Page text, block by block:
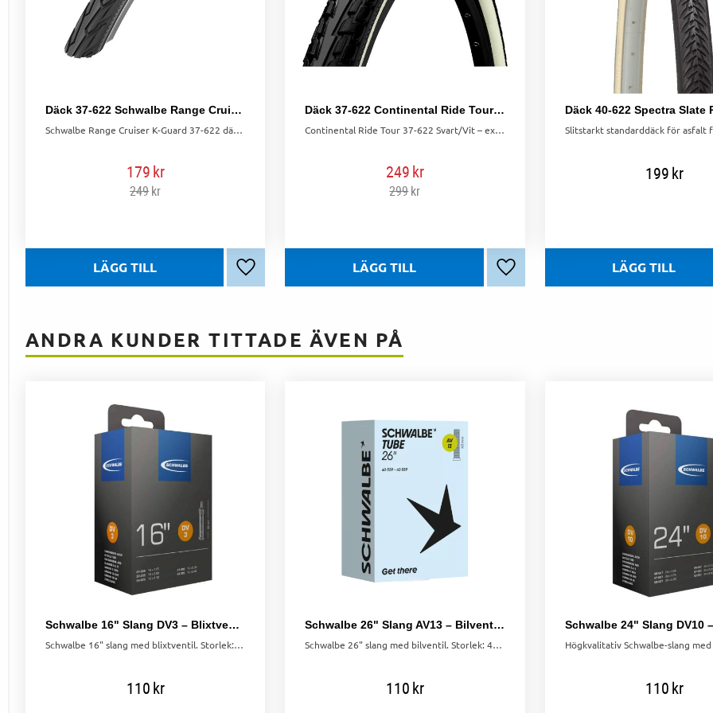
Däck 37-622 Schwalbe Range Cruiser K-Guard
Schwalbe Range Cruiser K-Guard 37-622 däck med bra grepp och punkteringsskydd – idealiskt för touring och alla väderförhållanden.
179kr
249kr
Lägg till i favoriter
Däck 37-622 Continental Ride Tour Svart/vit
Continental Ride Tour 37-622 Svart/Vit – extra punkteringsskydd och bra väggrepp på asfalt och grus. Perfekt för elcyklar upp till 25 km/h.
249kr
299kr
Lägg till i favoriter
199kr
ANDRA KUNDER TITTADE ÄVEN PÅ
Schwalbe 16" Slang DV3 – Blixtventil 47/62-305
Schwalbe 16" slang med blixtventil. Storlek: 47/62-305. Högkvalitativ konstruktion som bibehåller lufttrycket längre än många andra slangar.
110kr
Schwalbe 26" Slang AV13 – Bilventil 40/62-559
Schwalbe 26" slang med bilventil. Storlek: 40/62-559. Håller luften längre för bättre prestanda och mindre underhåll.
110kr 110kr